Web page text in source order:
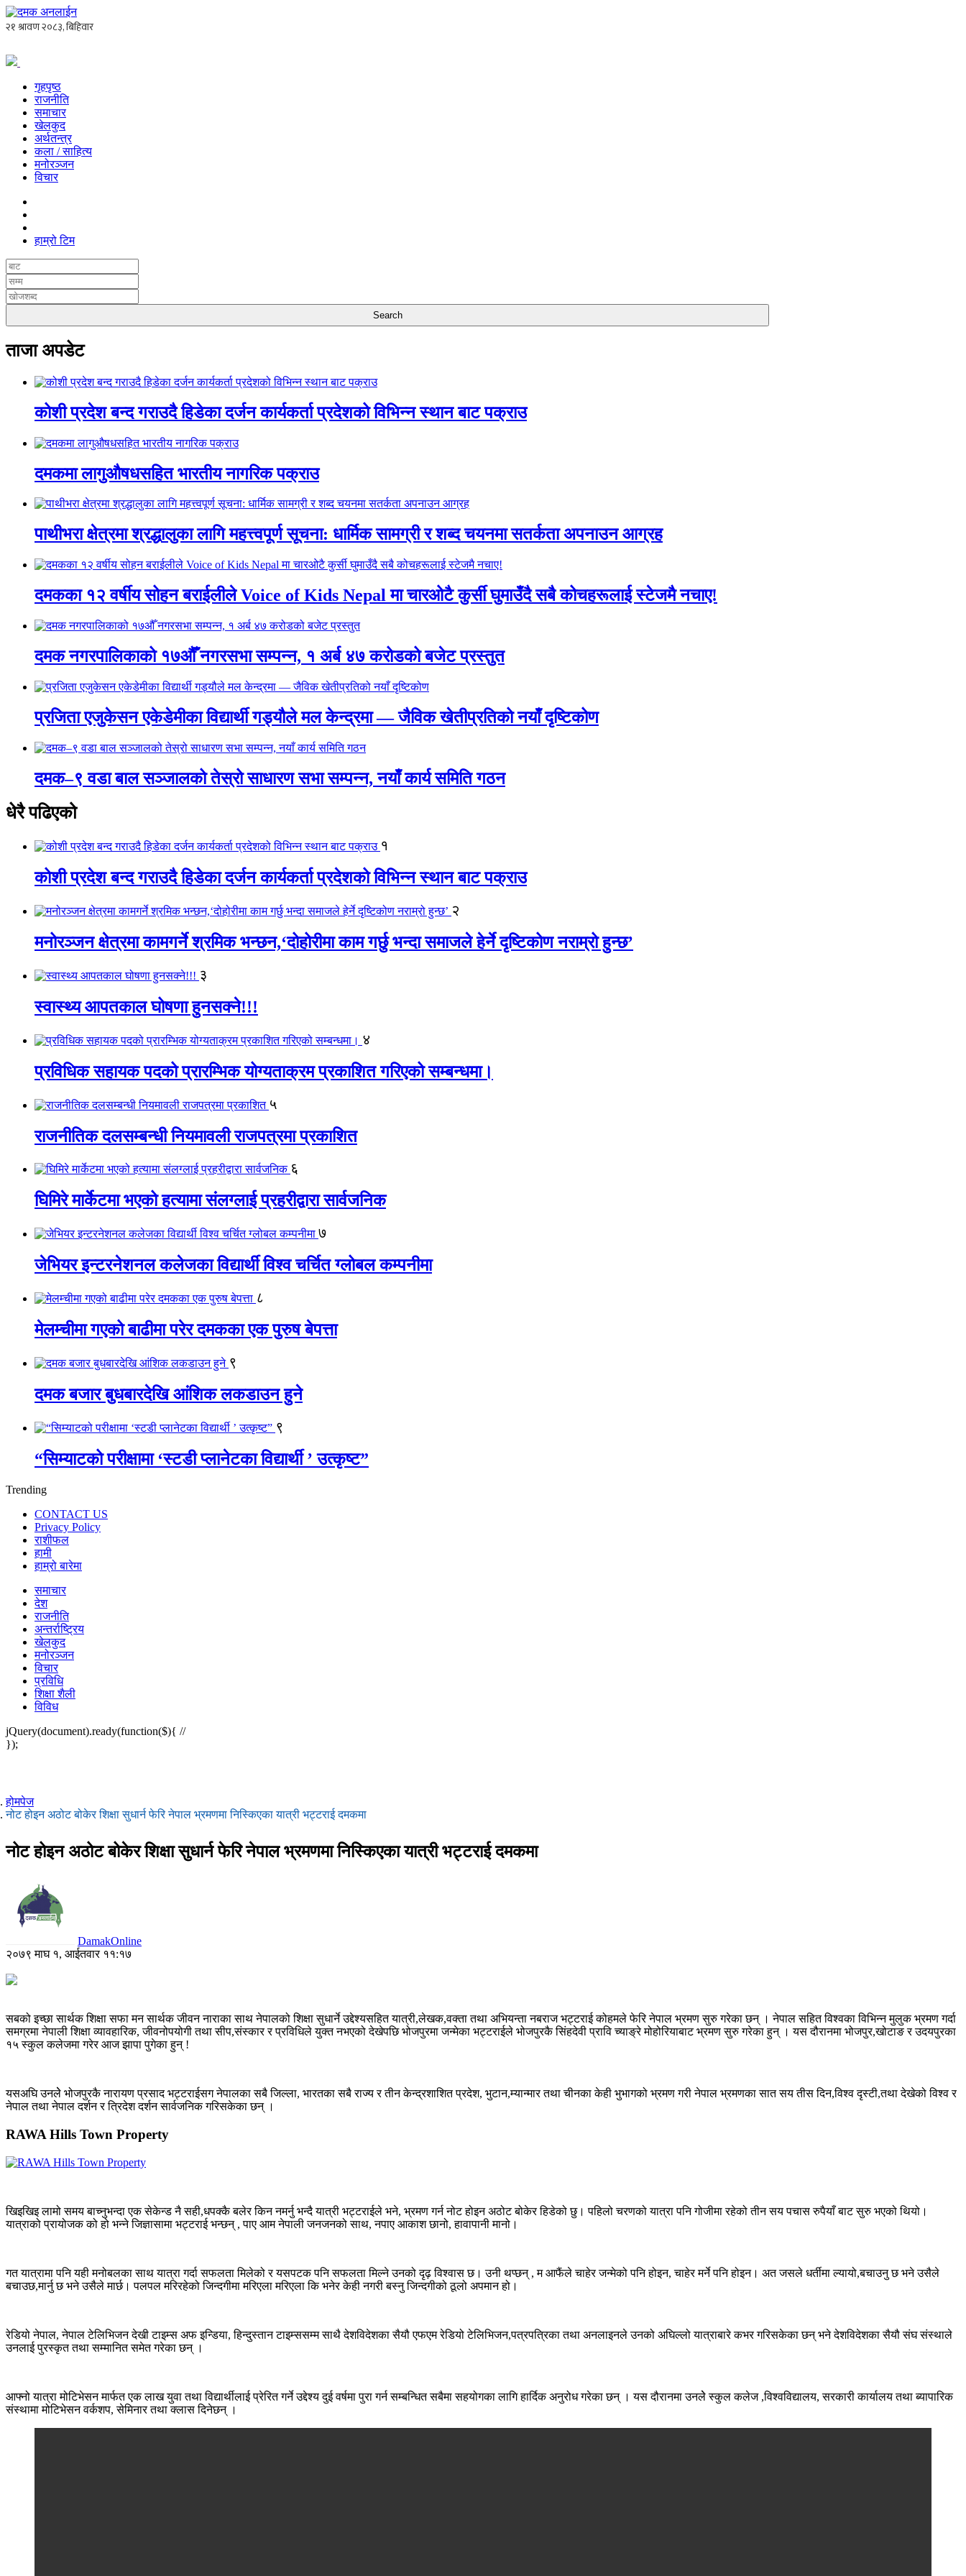
गृहपृष्ठ
राजनीति
समाचार
खेलकुद
अर्थतन्त्र
कला / साहित्य
मनोरञ्जन
विचार
हाम्रो टिम
ताजा अपडेट
कोशी प्रदेश बन्द गराउदै हिडेका दर्जन कार्यकर्ता प्रदेशको विभिन्न स्थान बाट पक्राउ
दमकमा लागुऔषधसहित भारतीय नागरिक पक्राउ
पाथीभरा क्षेत्रमा श्रद्धालुका लागि महत्त्वपूर्ण सूचना: धार्मिक सामग्री र शब्द चयनमा सतर्कता अपनाउन आग्रह
दमकका १२ वर्षीय सोहन बराईलीले Voice of Kids Nepal मा चारओटै कुर्सी घुमाउँदै सबै कोचहरूलाई स्टेजमै नचाए!
दमक नगरपालिकाको १७औँ नगरसभा सम्पन्न, १ अर्ब ४७ करोडको बजेट प्रस्तुत
प्रजिता एजुकेसन एकेडेमीका विद्यार्थी गड्यौले मल केन्द्रमा — जैविक खेतीप्रतिको नयाँ दृष्टिकोण
दमक–९ वडा बाल सञ्जालको तेस्रो साधारण सभा सम्पन्न, नयाँ कार्य समिति गठन
धेरै पढिएको
१
कोशी प्रदेश बन्द गराउदै हिडेका दर्जन कार्यकर्ता प्रदेशको विभिन्न स्थान बाट पक्राउ
२
मनोरञ्जन क्षेत्रमा कामगर्ने श्रमिक भन्छन,‘दोहोरीमा काम गर्छु भन्दा समाजले हेर्ने दृष्टिकोण नराम्रो हुन्छ’
३
स्वास्थ्य आपतकाल घोषणा हुनसक्ने!!!
४
प्रविधिक सहायक पदको प्रारम्भिक योग्यताक्रम प्रकाशित गरिएको सम्बन्धमा।
५
राजनीतिक दलसम्बन्धी नियमावली राजपत्रमा प्रकाशित
६
घिमिरे मार्केटमा भएको हत्यामा संलग्लाई प्रहरीद्वारा सार्वजनिक
७
जेभियर इन्टरनेशनल कलेजका विद्यार्थी विश्व चर्चित ग्लोबल कम्पनीमा
८
मेलम्चीमा गएको बाढीमा परेर दमकका एक पुरुष बेपत्ता
९
दमक बजार बुधबारदेखि आंशिक लकडाउन हुने
९
“सिम्याटको परीक्षामा ‘स्टडी प्लानेटका विद्यार्थी ’ उत्कृष्ट”
Trending
CONTACT US
Privacy Policy
राशीफल
हामी
हाम्रो बारेमा
समाचार
देश
राजनीति
अन्तर्राष्ट्रिय
खेलकुद
मनोरञ्जन
विचार
प्रविधि
शिक्षा शैली
विविध
jQuery(document).ready(function($){ //
});
होमपेज
नोट होइन अठोट बोकेर शिक्षा सुधार्न फेरि नेपाल भ्रमणमा निस्किएका यात्री भट्टराई दमकमा
नोट होइन अठोट बोकेर शिक्षा सुधार्न फेरि नेपाल भ्रमणमा निस्किएका यात्री भट्टराई दमकमा
DamakOnline
२०७९ माघ १, आईतवार ११:१७
सबको इच्छा सार्थक शिक्षा सफा मन सार्थक जीवन नाराका साथ नेपालको शिक्षा सुधार्ने उद्देश्यसहित यात्री,लेखक,वक्ता तथा अभियन्ता नबराज भट्टराई कोहमले फेरि नेपाल भ्रमण सुरु गरेका छन् । नेपाल सहित विश्वका विभिन्न मुलुक भ्रमण गर्दा
समग्रमा नेपाली शिक्षा व्यावहारिक, जीवनोपयोगी तथा सीप,संस्कार र प्रविधिले युक्त नभएको देखेपछि भोजपुरमा जन्मेका भट्टराईले भोजपुरकै सिंहदेवी प्रावि च्याङ्रे मोहोरियाबाट भ्रमण सुरु गरेका हुन् । यस दौरानमा भोजपुर,खोटाङ र उदयपुरका
१५ स्कुल कलेजमा गरेर आज झापा पुगेका हुन् !
यसअघि उनलेे भोजपुरकै नारायण प्रसाद भट्टराईसग नेपालका सबै जिल्ला, भारतका सबै राज्य र तीन केन्द्रशाशित प्रदेश, भुटान,म्यान्मार तथा चीनका केही भुभागको भ्रमण गरी नेपाल भ्रमणका सात सय तीस दिन,विश्व दृस्टी,तथा देखेको विश्व र
नेपाल तथा नेपाल दर्शन र त्रिदेश दर्शन सार्वजनिक गरिसकेका छन् ।
RAWA Hills Town Property
खिइखिइ लामो समय बाच्नुभन्दा एक सेकेन्ड नै सही,धपक्कै बलेर किन नमर्नु भन्दै यात्री भट्टराईले भने, भ्रमण गर्न नोट होइन अठोट बोकेर हिडेको छु। पहिलो चरणको यात्रा पनि गोजीमा रहेको तीन सय पचास रुपैयाँ बाट सुरु भएको थियो।
यात्राको प्रायोजक को हो भन्ने जिज्ञासामा भट्टराई भन्छन् , पाए आम नेपाली जनजनको साथ, नपाए आकाश छानो, हावापानी मानो।
गत यात्रामा पनि यही मनोबलका साथ यात्रा गर्दा सफलता मिलेको र यसपटक पनि सफलता मिल्ने उनको दृढ़ विश्वास छ। उनी थप्छन् , म आफैंले चाहेर जन्मेको पनि होइन, चाहेर मर्ने पनि होइन। अत जसले धर्तीमा ल्यायो,बचाउनु छ भने उसैले
बचाउछ,मार्नु छ भने उसैले मार्छ। पलपल मरिरहेको जिन्दगीमा मरिएला मरिएला कि भनेर केही नगरी बस्नु जिन्दगीको ठूलो अपमान हो।
रेडियो नेपाल, नेपाल टेलिभिजन देखी टाइम्स अफ इन्डिया, हिन्दुस्तान टाइम्ससम्म साथै देशविदेशका सैयौ एफएम रेडियो टेलिभिजन,पत्रपत्रिका तथा अनलाइनले उनको अघिल्लो यात्राबारे कभर गरिसकेका छन् भने देशविदेशका सैयौ संघ संस्थाले
उनलाई पुरस्कृत तथा सम्मानित समेत गरेका छन् ।
आफ्नो यात्रा मोटिभेसन मार्फत एक लाख युवा तथा विद्यार्थीलाई प्रेरित गर्ने उद्देश्य दुई वर्षमा पुरा गर्न सम्बन्धित सबैमा सहयोगका लागि हार्दिक अनुरोध गरेका छन् । यस दौरानमा उनलेे स्कुल कलेज ,विश्वविद्यालय, सरकारी कार्यालय तथा ब्यापारिक
संस्थामा मोटिभेसन वर्कशप, सेमिनार तथा क्लास दिनेछन् ।